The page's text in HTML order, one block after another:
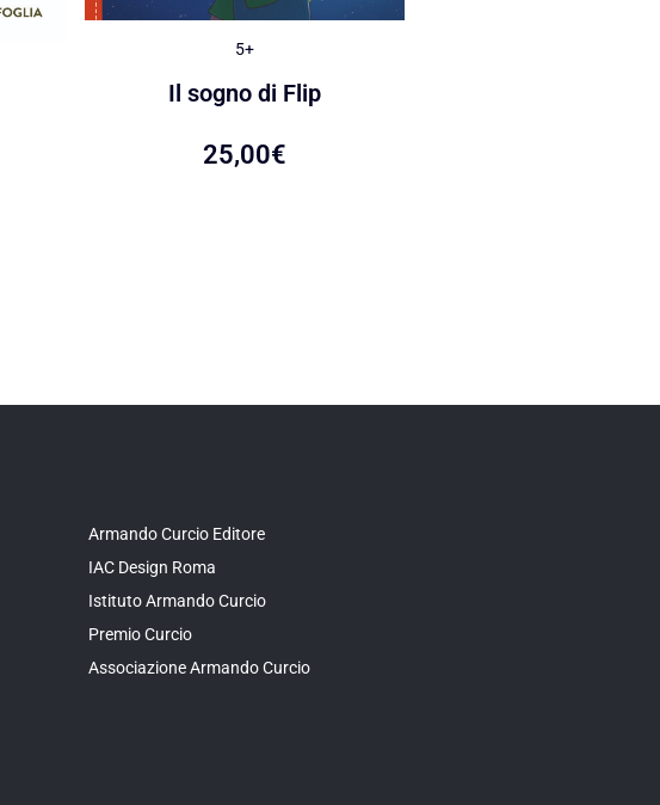
5+
Il sogno di Flip
25,00€
Armando Curcio Editore
IAC Design Roma
Istituto Armando Curcio
Premio Curcio
Associazione Armando Curcio